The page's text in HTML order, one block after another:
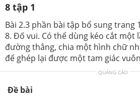
8 tập 1
Bài 2.3 phần bài tập bổ sung trang
8. Đố vui. Có thể dùng kéo cắt một
đường thẳng, chia một hình chữ
để ghép lại được một tam giác
QUẢNG CÁO
Đề bài